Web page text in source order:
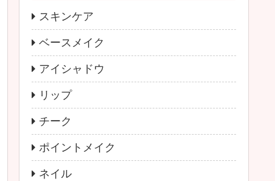
スキンケア
ベースメイク
アイシャドウ
リップ
チーク
ポイントメイク
ネイル